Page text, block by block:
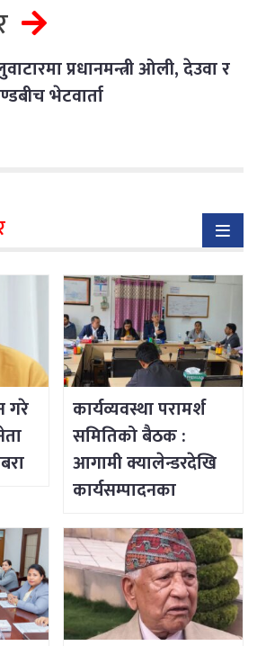
प्रधानमन्त्री ओली, देउवा र
भेटवार्ता
गरे
कार्यव्यवस्था परामर्श
समितिको बैठक :
आगामी क्यालेन्डरदेखि
कार्यसम्पादनका